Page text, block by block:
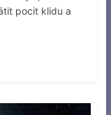
pocit klidu a